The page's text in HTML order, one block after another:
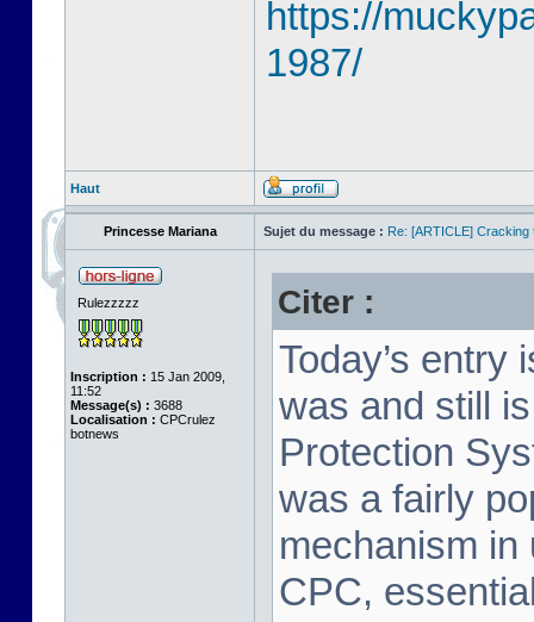
https://
1987/
Haut
Princesse Mariana Sujet du message : Re: [ARTICLE] Cracking
Rulezzzzz
Inscription : 15 Jan 2009,
11:52
Message(s) : 3688
Localisation : CPCrulez
botnews
Citer :
Today’s entry
was and still
Protection
was a fairly
mechanism in
CPC,